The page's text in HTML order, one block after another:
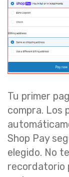
Tu primer
compra. Los
Shop Pay
elegido. No
recordatorio